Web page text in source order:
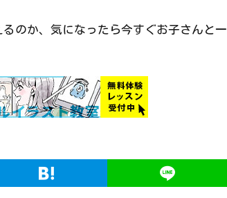
のか、気になったら今すぐお子さんと一